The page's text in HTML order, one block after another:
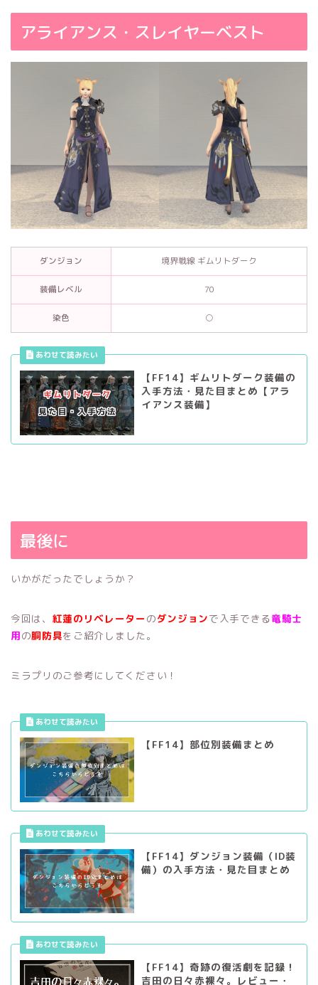
アライアンス・スレイヤーベスト
ダンジョン 境界戦線 ギムリトダーク
装備レベル 70
染色 ○
【FF14】ギムリトダーク装備の
入手方法・見た目まとめ【アラ
イアンス装備】
最後に
いかがだったでしょうか？
今回は、 紅蓮のリベレーターのダンジョンで入手できる竜騎士
用の胴防具をご紹介しました。
ミラプリのご参考にしてください！
【FF14】部位別装備まとめ
【FF14】ダンジョン装備（ID装
備）の入手方法・見た目まとめ
【FF14】奇跡の復活劇を記録！
吉田の日々赤裸々。レビュー・